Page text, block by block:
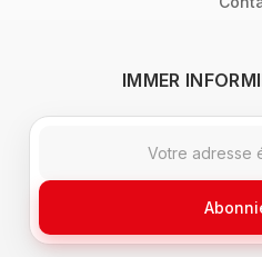
IMMER